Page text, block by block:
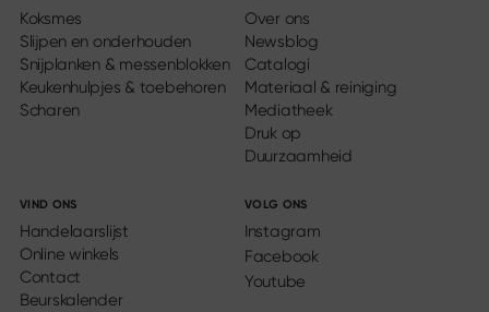
Koksmes
Slijpen en onderhouden
Snijplanken & messenblokken
Keukenhulpjes & toebehoren
Scharen
Over ons
Newsblog
Catalogi
Materiaal & reiniging
Mediatheek
Druk op
Duurzaamheid
VIND ONS
Handelaarslijst
Online winkels
Contact
Beurskalender
VOLG ONS
Instagram
Facebook
Youtube